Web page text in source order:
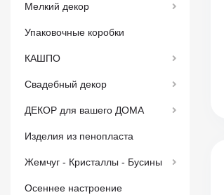
Мелкий декор
Упаковочные коробки
КАШПО
Свадебный декор
ДЕКОР для вашего ДОМА
Изделия из пенопласта
Жемчуг - Кристаллы - Бусины
Осеннее настроение